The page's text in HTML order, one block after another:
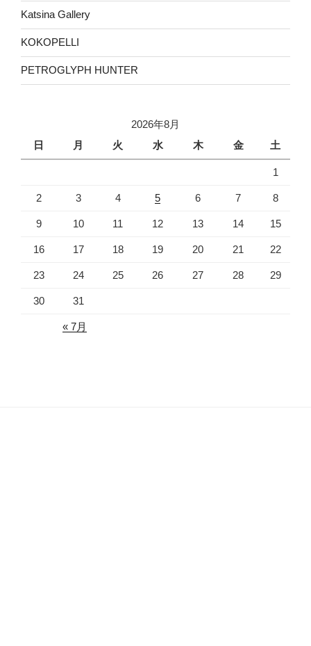
Katsina Gallery
KOKOPELLI
PETROGLYPH HUNTER
2026年8月
日
月 火 水 木 金 土
1
2 3 4 5 6 7 8
9 10 11 12 13 14 15
16 17 18 19 20 21 22
23 24 25 26 27 28 29
30 31
« 7月